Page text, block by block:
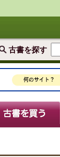
古書を探す